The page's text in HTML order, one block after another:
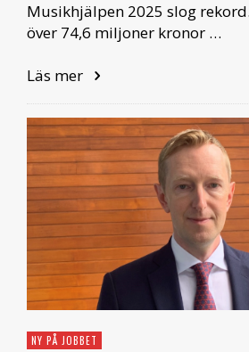
Musikhjälpen 2025 slog
över 74,6 miljoner kronor …
Läs mer
NY PÅ JOBBET